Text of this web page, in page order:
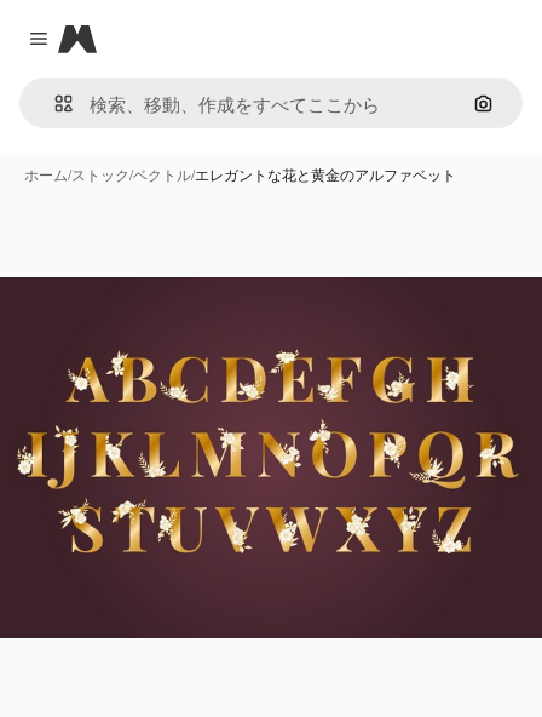
Close menu
Magnific
画像で
ホーム/ストック/ベクトル/エレガントな花と黄金のアルファベット